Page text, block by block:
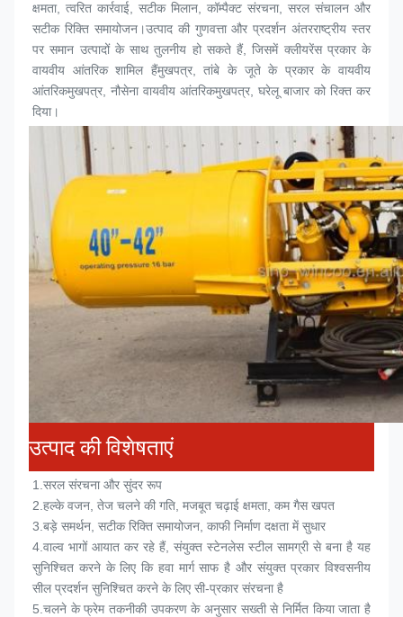
क्षमता, त्वरित कार्रवाई, सटीक मिलान, कॉम्पैक्ट संरचना, सरल संचालन और
सटीक रिक्ति समायोजन।उत्पाद की गुणवत्ता और प्रदर्शन अंतरराष्ट्रीय स्तर
पर समान उत्पादों के साथ तुलनीय हो सकते हैं, जिसमें क्लीयरेंस प्रकार के
वायवीय आंतरिक शामिल हैंमुखपत्र, तांबे के जूते के प्रकार के वायवीय
आंतरिकमुखपत्र , नौसेना वायवीय आंतरिकमुखपत्र , घरेलू बाजार को रिक्त कर
दिया।
उत्पाद की विशेषताएं
1. सरल संरचना और सुंदर रूप
2. हल्के वजन, तेज चलने की गति, मजबूत चढ़ाई क्षमता, कम गैस खपत
3. बड़े समर्थन, सटीक रिक्ति समायोजन, काफी निर्माण दक्षता में सुधार
4. वाल्व भागों आयात कर रहे हैं, संयुक्त स्टेनलेस स्टील सामग्री से बना है यह
सुनिश्चित करने के लिए कि हवा मार्ग साफ है और संयुक्त प्रकार विश्वसनीय
सील प्रदर्शन सुनिश्चित करने के लिए सी-प्रकार संरचना है
5. चलने के फ्रेम तकनीकी उपकरण के अनुसार सख्ती से निर्मित किया जाता है